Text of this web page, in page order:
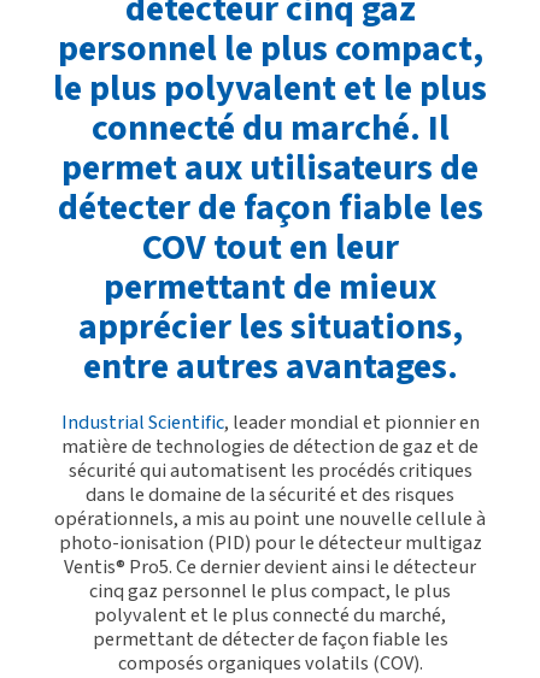
personnel le plus compact,
le plus polyvalent et le plus
connecté du marché. Il
permet aux utilisateurs de
détecter de façon fiable les
COV tout en leur
permettant de mieux
apprécier les situations,
entre autres avantages.
Industrial Scientific, leader mondial et pionnier en
matière de technologies de détection de gaz et de
sécurité qui automatisent les procédés critiques
dans le domaine de la sécurité et des risques
opérationnels, a mis au point une nouvelle cellule à
photo-ionisation (PID) pour le détecteur multigaz
Ventis® Pro5. Ce dernier devient ainsi le détecteur
cinq gaz personnel le plus compact, le plus
polyvalent et le plus connecté du marché,
permettant de détecter de façon fiable les
composés organiques volatils (COV).